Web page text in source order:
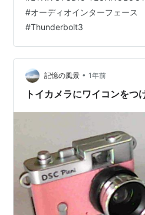
バーターであるLynx Aurora(n)
と同じ静電容量式タッチスクリ
搭載。入出力には、XLRコンボ
イン／Hi-Z切替）、1/4インチ
立…
#オーディオインターフェース
#Thunderbolt3
記憶の風景 • 1年前
トイカメラにワイコンをつ